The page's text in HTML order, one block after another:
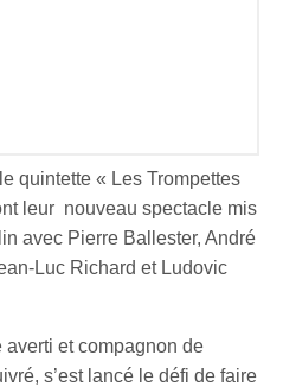
quintette « Les Trompettes
leur nouveau spectacle mis
avec Pierre Ballester, André
Luc Richard et Ludovic
et compagnon de
s’est lancé le défi de faire